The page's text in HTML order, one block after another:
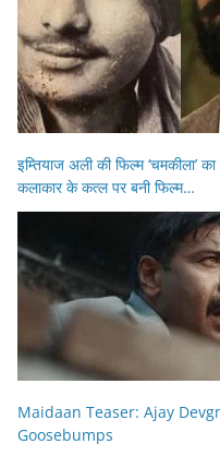
इम्तियाज अली की फिल्म ‘चमकीला’
कलाकार के कत्ल पर बनी फिल्म…
Maidaan Teaser: Ajay
Goosebumps